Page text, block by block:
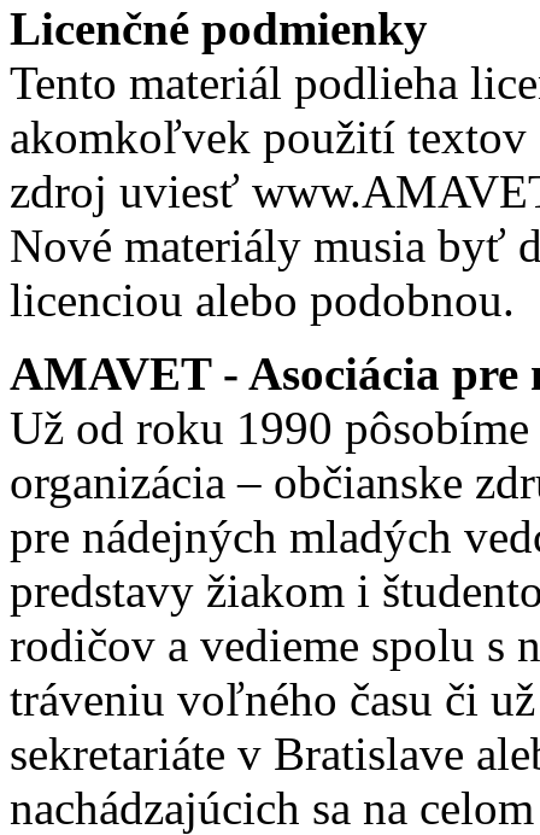
Licenčné podmienky
Tento materiál podlieha
akomkoľvek použití textov
zdroj uviesť
Nové materiály musia byť
licenciou alebo podobnou.
AMAVET - Asociácia pre
Už od roku 1990
organizácia – občianske
pre nádejných mladých
predstavy žiakom i
rodičov a vedieme spolu s
tráveniu voľného času či
sekretariáte v Bratislave
nachádzajúcich sa na